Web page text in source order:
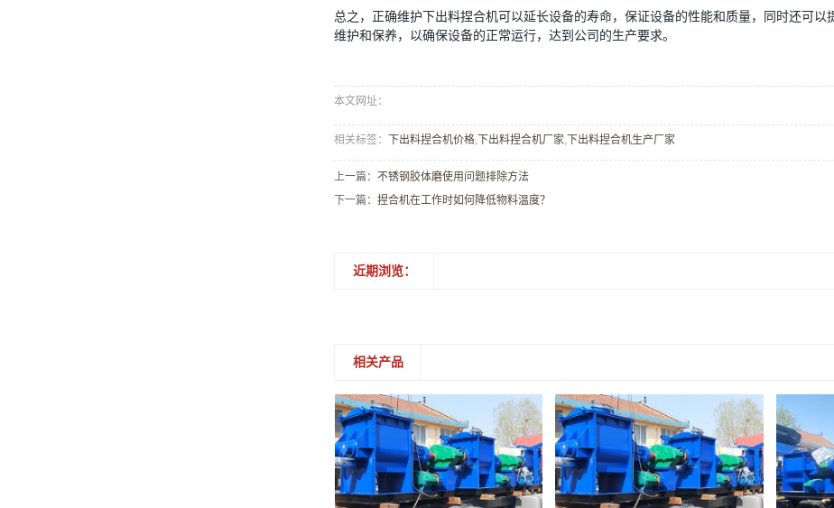
总之，正确维护下出料捏合机可以延长设备的寿命，保证设备的性能和质量，同时还可
维护和保养，以确保设备的正常运行，达到公司的生产要求。
本文网址：
相关标签：下出料捏合机价格 ,下出料捏合机厂家 ,下出料捏合机生产厂家
上一篇：不锈钢胶体磨使用问题排除方法
下一篇：捏合机在工作时如何降低物料温度？
近期浏览：
相关产品